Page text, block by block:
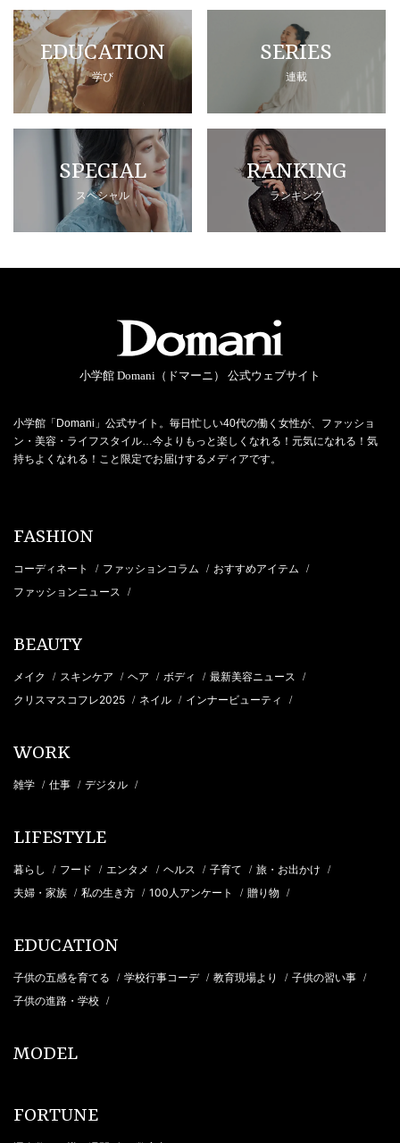
EDUCATION
学び
SERIES
連載
SPECIAL
スペシャル
RANKING
ランキング
小学館 Domani（ドマーニ） 公式ウェブサイト
小学館「Domani」公式サイト。毎日忙しい40代の働く女性が、ファッショ
ン・美容・ライフスタイル…今よりもっと楽しくなれる！元気になれる！気
持ちよくなれる！こと限定でお届けするメディアです。
FASHION
コーディネート / ファッションコラム / おすすめアイテム /
ファッションニュース /
BEAUTY
メイク / スキンケア / ヘア / ボディ / 最新美容ニュース /
クリスマスコフレ2025 / ネイル / インナービューティ /
WORK
雑学 / 仕事 / デジタル /
LIFESTYLE
暮らし / フード / エンタメ / ヘルス / 子育て / 旅・お出かけ /
夫婦・家族 / 私の生き方 / 100人アンケート / 贈り物 /
EDUCATION
子供の五感を育てる / 学校行事コーデ / 教育現場より / 子供の習い事 /
子供の進路・学校 /
MODEL
FORTUNE